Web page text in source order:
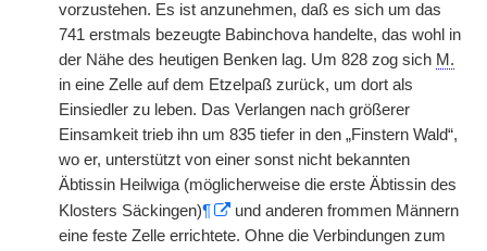
vorzustehen. Es ist anzunehmen, daß es sich um das
741 erstmals bezeugte Babinchova handelte, das wohl in
der Nähe des heutigen Benken lag. Um 828 zog sich M.
in eine Zelle auf dem Etzelpaß zurück, um dort als
Einsiedler zu leben. Das Verlangen nach größerer
Einsamkeit trieb ihn um 835 tiefer in den „Finstern Wald“,
wo er, unterstützt von einer sonst nicht bekannten
Äbtissin Heilwiga (möglicherweise die erste Äbtissin des
Klosters Säckingen)¶
und anderen frommen Männern
eine feste Zelle errichtete. Ohne die Verbindungen zum